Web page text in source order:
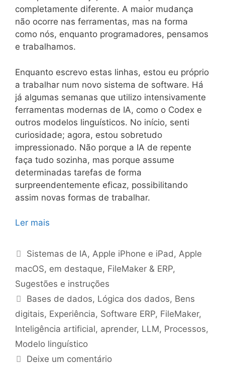
completamente diferente. A maior mudança
não ocorre nas ferramentas, mas na forma
como nós, enquanto programadores, pensamos
e trabalhamos.
Enquanto escrevo estas linhas, estou eu próprio
a trabalhar num novo sistema de software. Há
já algumas semanas que utilizo intensivamente
ferramentas modernas de IA, como o Codex e
outros modelos linguísticos. No início, senti
curiosidade; agora, estou sobretudo
impressionado. Não porque a IA de repente
faça tudo sozinha, mas porque assume
determinadas tarefas de forma
surpreendentemente eficaz, possibilitando
assim novas formas de trabalhar.
Ler mais
Categorias
Sistemas de IA,Apple iPhone e iPad,Apple
macOS, em destaque, FileMaker & ERP,
Sugestões e instruções
Etiquetas
Bases de dados, Lógica dos dados, Bens
digitais, Experiência, Software ERP, FileMaker,
Inteligência artificial, aprender, LLM, Processos,
Modelo linguístico
Deixe um comentário